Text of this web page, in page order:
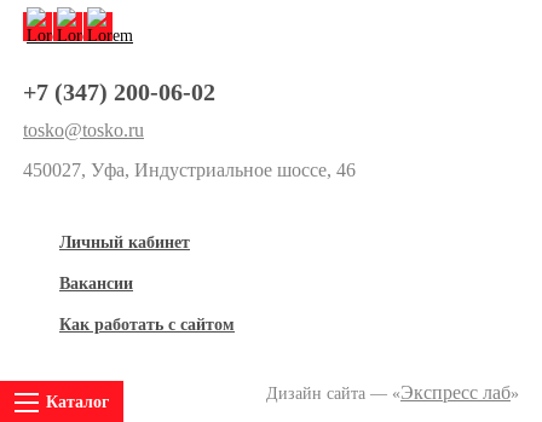
+7 (347) 200-06-02
tosko@tosko.ru
450027, Уфа, Индустриальное шоссе, 46
Личный кабинет
Вакансии
Как работать с сайтом
Дизайн сайта — «Экспресс лаб»
Каталог